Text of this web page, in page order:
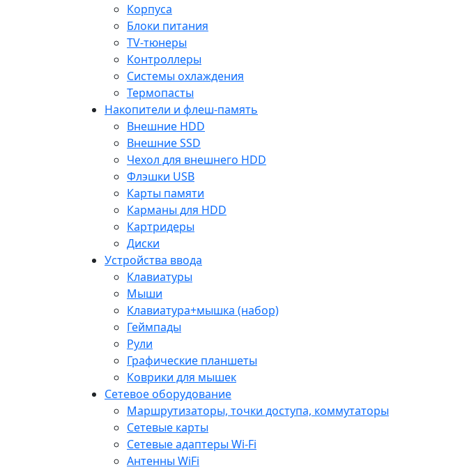
Корпуса
Блоки питания
TV-тюнеры
Контроллеры
Системы охлаждения
Термопасты
Накопители и флеш-память
Внешние HDD
Внешние SSD
Чехол для внешнего HDD
Флэшки USB
Карты памяти
Карманы для HDD
Картридеры
Диски
Устройства ввода
Клавиатуры
Мыши
Клавиатура+мышка (набор)
Геймпады
Рули
Графические планшеты
Коврики для мышек
Сетевое оборудование
Маршрутизаторы, точки доступа, коммутаторы
Сетевые карты
Сетевые адаптеры Wi-Fi
Антенны WiFi